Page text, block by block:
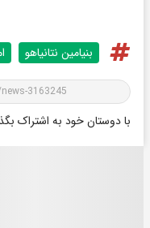
بنیامین نتانیاهو
با دوستان خود به اشتراک